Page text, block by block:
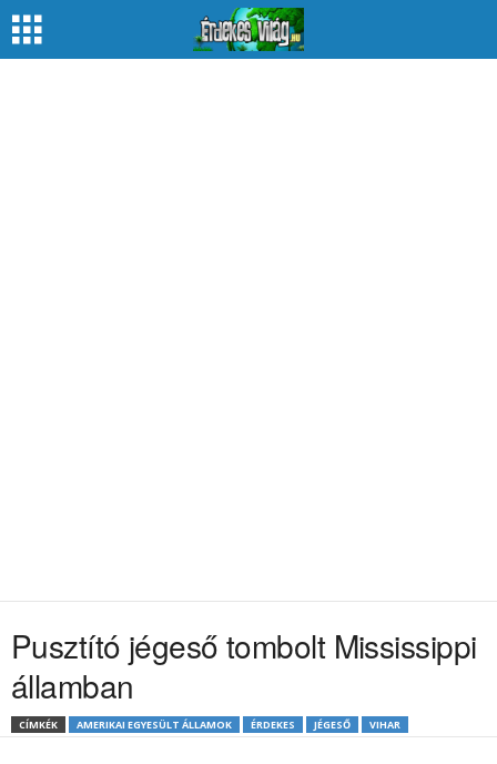
Pusztító jégeső tombolt Mississippi
államban
CÍMKÉK AMERIKAI EGYESÜLT ÁLLAMOK ÉRDEKES JÉGESŐ VIHAR